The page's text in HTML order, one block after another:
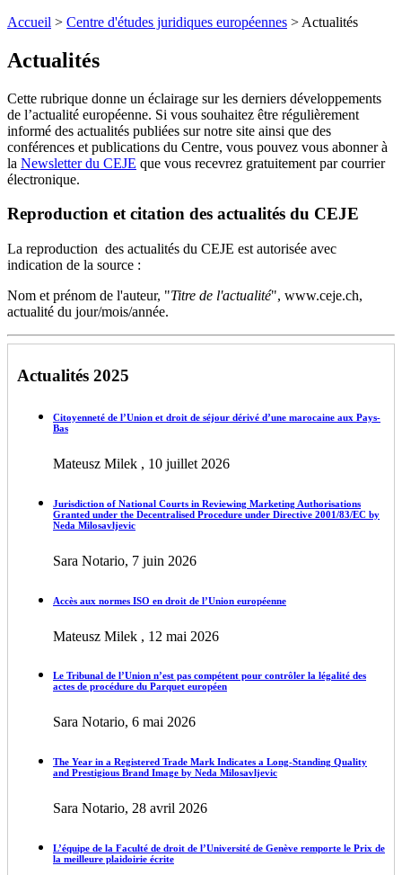
Accueil > Centre d'études juridiques européennes > Actualités
Actualités
Cette rubrique donne un éclairage sur les derniers développements
de l’actualité européenne. Si vous souhaitez être régulièrement
informé des actualités publiées sur notre site ainsi que des
conférences et publications du Centre, vous pouvez vous abonner à
la Newsletter du CEJE que vous recevrez gratuitement par courrier
électronique.
Reproduction et citation des actualités du CEJE
La reproduction des actualités du CEJE est autorisée avec
indication de la source :
Nom et prénom de l'auteur, "Titre de l'actualité", www.ceje.ch,
actualité du jour/mois/année.
Actualités 2025
Citoyenneté de l’Union et droit de séjour dérivé d’une marocaine aux Pays-
Bas
Mateusz Milek , 10 juillet 2026
Jurisdiction of National Courts in Reviewing Marketing Authorisations
Granted under the Decentralised Procedure under Directive 2001/83/EC by
Neda Milosavljevic
Sara Notario, 7 juin 2026
Accès aux normes ISO en droit de l’Union européenne
Mateusz Milek , 12 mai 2026
Le Tribunal de l’Union n’est pas compétent pour contrôler la légalité des
actes de procédure du Parquet européen
Sara Notario, 6 mai 2026
The Year in a Registered Trade Mark Indicates a Long-Standing Quality
and Prestigious Brand Image by Neda Milosavljevic
Sara Notario, 28 avril 2026
L’équipe de la Faculté de droit de l’Université de Genève remporte le Prix de
la meilleure plaidoirie écrite